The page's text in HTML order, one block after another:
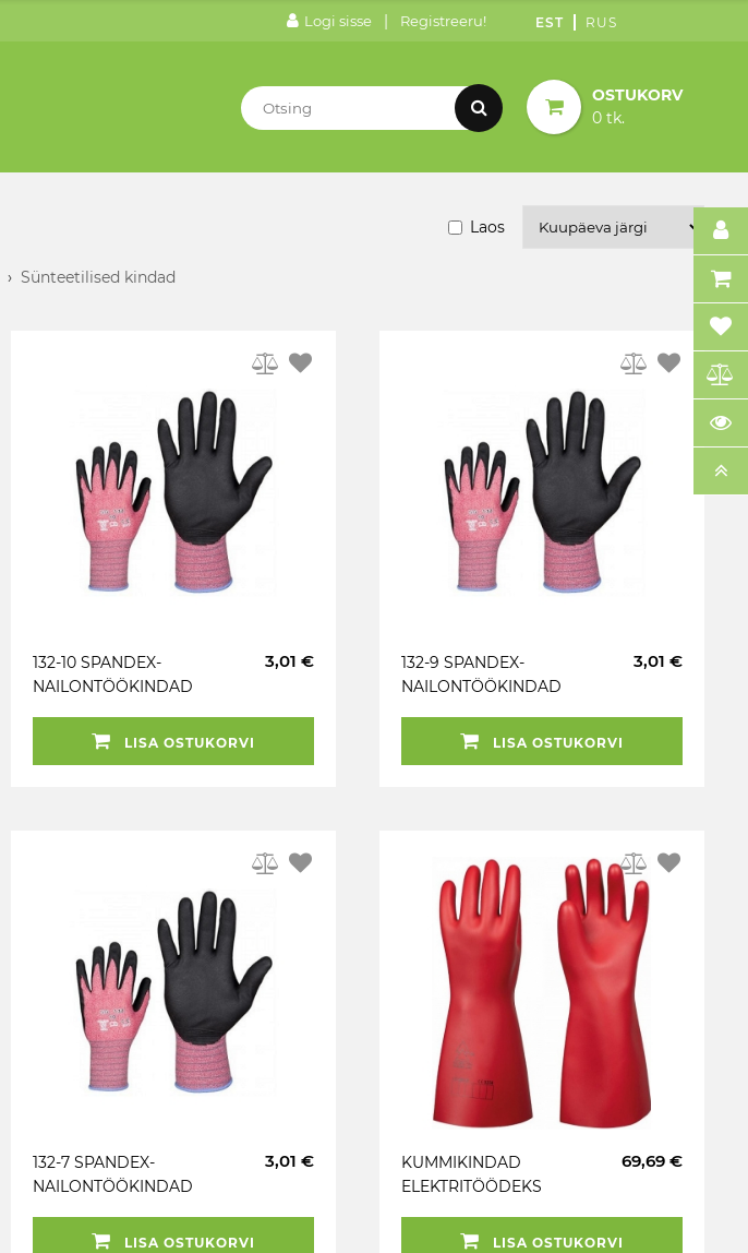
Logi sisse | Registreeru! EST RUS
OSTUKORV
0 tk.
› Sünteetilised kindad
Laos
132-10 SPANDEX-
NAILONTÖÖKINDAD
3,01 €
LISA OSTUKORVI
132-9 SPANDEX-
NAILONTÖÖKINDAD
3,01 €
LISA OSTUKORVI
132-7 SPANDEX-
NAILONTÖÖKINDAD
3,01 €
LISA OSTUKORVI
KUMMIKINDAD
ELEKTRITÖÖDEKS
69,69 €
LISA OSTUKORVI